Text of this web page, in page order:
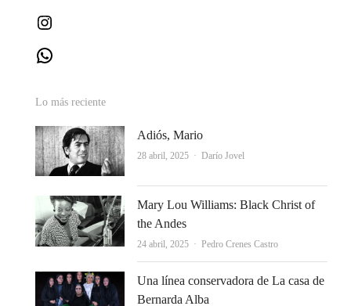
Lo más reciente
Adiós, Mario
28 abril, 2025 Autor
Darío Jovel
Mary Lou Williams: Black Christ of
the Andes
24 abril, 2025 Autor
Pedro Crenes Castro
Una línea conservadora de La casa de
Bernarda Alba